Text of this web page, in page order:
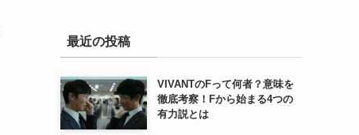
最近の投稿
VIVANTのFって何者？意味を
徹底考察！Fから始まる4つの
有力説とは